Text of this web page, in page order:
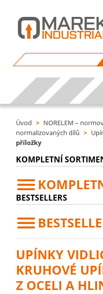
Úvod > NORELEM –
normalizovaných dílů >
příložky
KOMPLETNÍ
BESTSELLERS
UPÍNKY
KRUHOVÉ
Z OCELI A